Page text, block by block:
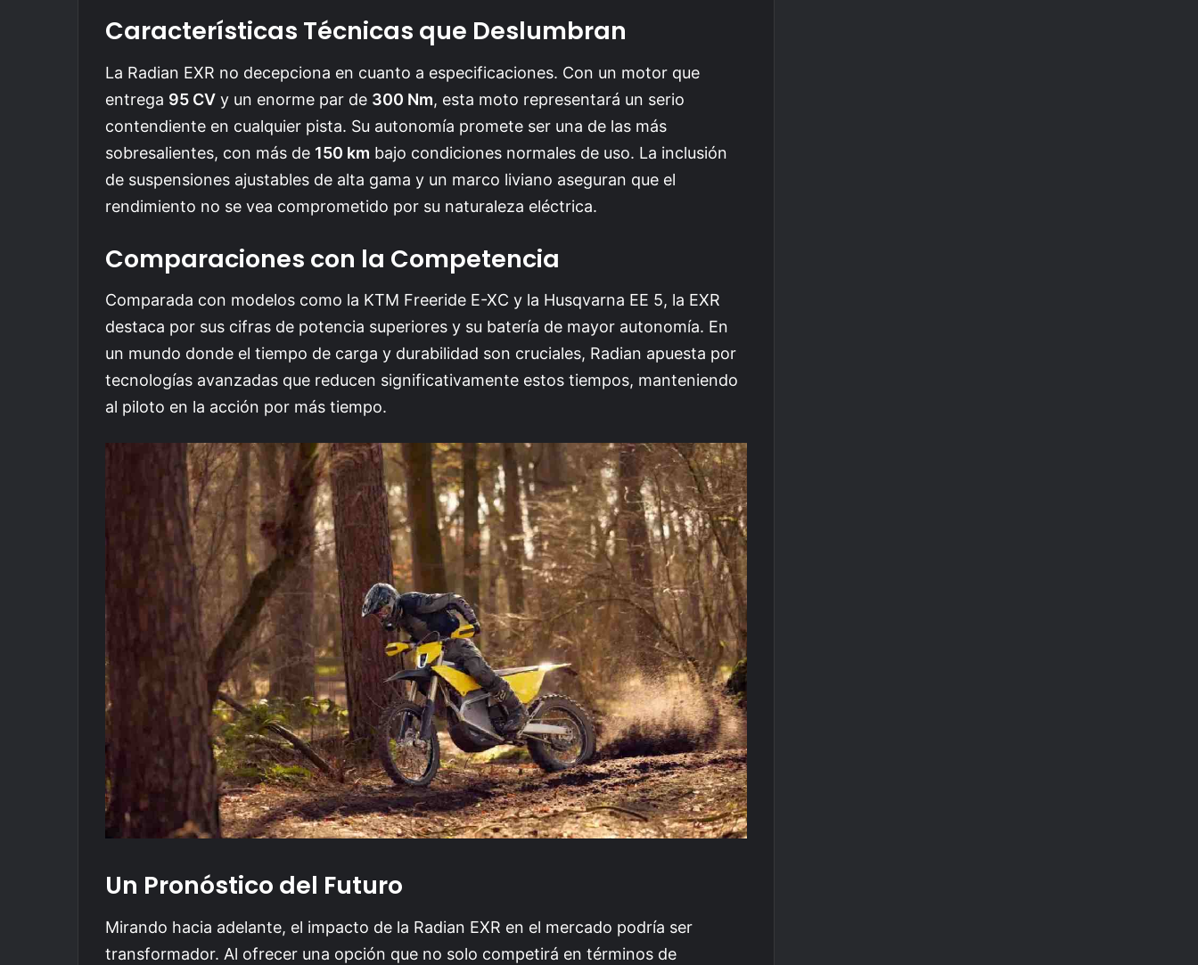
Características Técnicas que Deslumbran
La Radian EXR no decepciona en cuanto a especificaciones. Con un motor que
entrega 95 CV y un enorme par de 300 Nm, esta moto representará un serio
contendiente en cualquier pista. Su autonomía promete ser una de las más
sobresalientes, con más de 150 km bajo condiciones normales de uso. La inclusión
de suspensiones ajustables de alta gama y un marco liviano aseguran que el
rendimiento no se vea comprometido por su naturaleza eléctrica.
Comparaciones con la Competencia
Comparada con modelos como la KTM Freeride E-XC y la Husqvarna EE 5, la EXR
destaca por sus cifras de potencia superiores y su batería de mayor autonomía. En
un mundo donde el tiempo de carga y durabilidad son cruciales, Radian apuesta por
tecnologías avanzadas que reducen significativamente estos tiempos, manteniendo
al piloto en la acción por más tiempo.
Un Pronóstico del Futuro
Mirando hacia adelante, el impacto de la Radian EXR en el mercado podría ser
transformador. Al ofrecer una opción que no solo competirá en términos de